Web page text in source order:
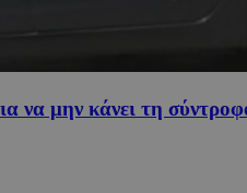
να μην κάνει τη